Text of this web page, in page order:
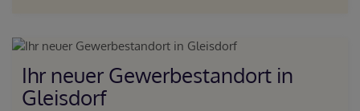
Ihr neuer Gewerbestandort in
Gleisdorf